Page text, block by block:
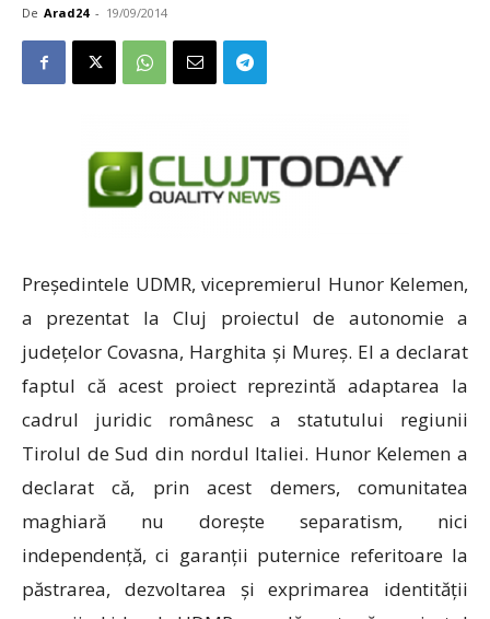
De Arad24 - 19/09/2014
Președintele UDMR, vicepremierul Hunor Kelemen,
a prezentat la Cluj proiectul de autonomie a
județelor Covasna, Harghita și Mureș. El a declarat
faptul că acest proiect reprezintă adaptarea la
cadrul juridic românesc a statutului regiunii
Tirolul de Sud din nordul Italiei. Hunor Kelemen a
declarat că, prin acest demers, comunitatea
maghiară nu dorește separatism, nici
independență, ci garanții puternice referitoare la
păstrarea, dezvoltarea și exprimarea identității